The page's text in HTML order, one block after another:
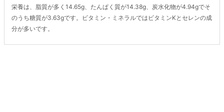
栄養は、脂質が多く14.65g、たんぱく質が14.38g、炭水化物が4.94gでそ
のうち糖質が3.63gです。ビタミン・ミネラルではビタミンKとセレンの成
分が多いです。